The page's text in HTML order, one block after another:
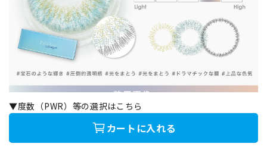
▼度数（PWR）等の選択はこちら
カートに入れる